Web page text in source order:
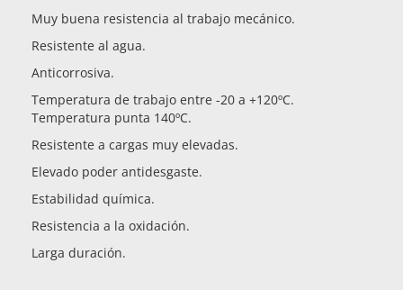
Muy buena resistencia al trabajo mecánico.
Resistente al agua.
Anticorrosiva.
Temperatura de trabajo entre -20 a +120ºC.
Temperatura punta 140ºC.
Resistente a cargas muy elevadas.
Elevado poder antidesgaste.
Estabilidad química.
Resistencia a la oxidación.
Larga duración.